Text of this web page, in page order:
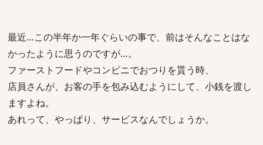
最近…この半年か一年ぐらいの事で、前はそんなことはな
かったように思うのですが…。
ファーストフードやコンビニでおつりを貰う時、
店員さんが、お客の手を包み込むようにして、小銭を渡し
ますよね。
あれって、やっぱり、サービスなんでしょうか。